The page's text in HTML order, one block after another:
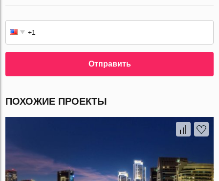
Отправить
ПОХОЖИЕ ПРОЕКТЫ